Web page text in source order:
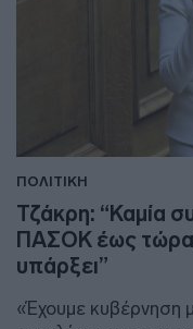
ΠΟΛΙΤΙΚΗ
Τζάκρη: “Καμία
ΠΑΣΟΚ έως τώρα,
υπάρξει”
«Έχουμε κυβέρνηση